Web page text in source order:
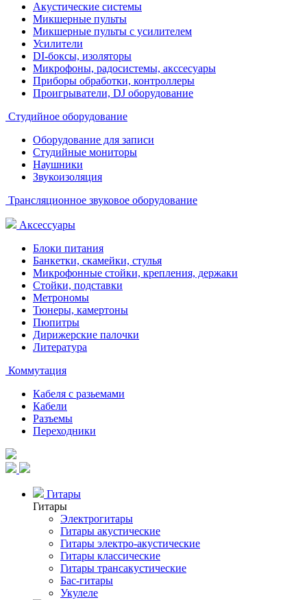
Акустические системы
Микшерные пульты
Микшерные пульты с усилителем
Усилители
DI-боксы, изоляторы
Микрофоны, радосистемы, акссесуары
Приборы обработки, контроллеры
Проигрыватели, DJ оборудование
Студийное оборудование
Оборудование для записи
Студийные мониторы
Наушники
Звукоизоляция
Трансляционное звуковое оборудование
Аксессуары
Блоки питания
Банкетки, скамейки, стулья
Микрофонные стойки, крепления, держаки
Стойки, подставки
Метрономы
Тюнеры, камертоны
Пюпитры
Дирижерские палочки
Литература
Коммутация
Кабеля с разьемами
Кабели
Разъемы
Переходники
Гитары
Гитары
Электрогитары
Гитары акустические
Гитары электро-акустические
Гитары классические
Гитары трансакустические
Бас-гитары
Укулеле